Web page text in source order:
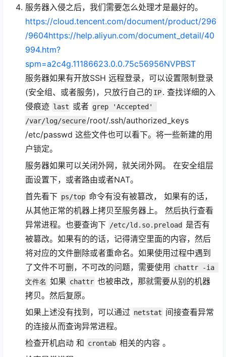
服务器入侵之后，我们需要怎么处理才是最好的。
https://cloud.tencent.com/document/product/296
/9604https://help.aliyun.com/document_detail/40
994.htm?
spm=a2c4g.11186623.0.0.75c56956NVPBST
服务器如果有开放SSH 远程登录，可以设置限制登录
(安全组、或者服务)，只放行自己的 IP. 查找详细的入
侵痕迹 last 或者 grep 'Accepted'
/var/log/secure/root/.ssh/authorized_keys
/etc/passwd 这些文件也可以看下。将一些新建的用
户锁定。
服务器如果可以关闭外网，就关闭外网。 在安全组层
面设置下，或者路由或者NAT。
首先看下 ps/top 命令有没有被篡改， 如果有的话，
从其他正常的机器上拷贝至服务器上。 然后执行查看
异常进程。也要查询下 /etc/ld.so.preload
是否有
被篡改。如果有的的话，记得清空里面的内容，然后
将对应的文件删除或者重命名。如果使用过程中遇到
了文件不可删，不可改的问题，需要使用
chattr -ia
文件名 如果 chattr 也被串改，那就需要从别的机器
拷贝。然后复原。
如果上述没有找到，可以通过 netstat 间接查看异常
的连接从而查询异常进程。
检查开机启动 和 crontab 相关的内容 。